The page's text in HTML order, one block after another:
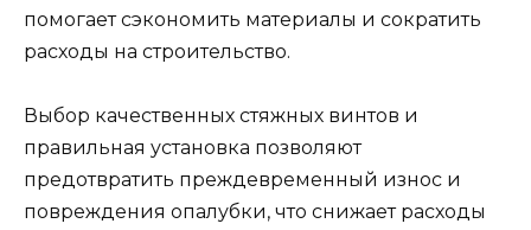
помогает сэкономить материалы и сократить
расходы на строительство.
Выбор качественных стяжных винтов и
правильная установка позволяют
предотвратить преждевременный износ и
повреждения опалубки, что снижает расходы